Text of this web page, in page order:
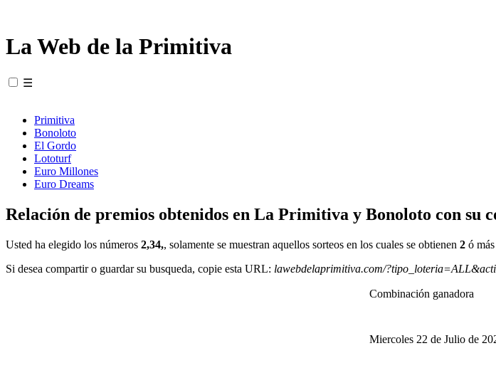
La Web de la Primitiva
☰
Primitiva
Bonoloto
El Gordo
Lototurf
Euro Millones
Euro Dreams
Relación de premios obtenidos en La Primitiva y Bonoloto con su
Usted ha elegido los números 2,34,, solamente se muestran aquellos sorteos en los cuales se obtienen 2 ó
Si desea compartir o guardar su busqueda, copie esta URL: lawebdelaprimitiva.com/
Combinación ganadora
Miercoles 22 de Julio de